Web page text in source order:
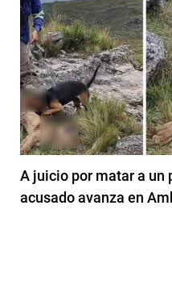
A juicio por matar a un
acusado avanza en